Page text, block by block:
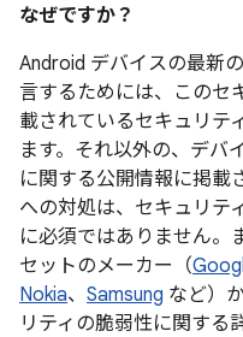
なぜですか？
Android デバイスの最新
言するためには、このセ
載されているセキュリテ
ます。それ以外の、デバ
に関する公開情報に掲載
への対処は、セキュリテ
に必須ではありません。
セットのメーカー（
Nokia、 Samsung など）
リティの脆弱性に関する